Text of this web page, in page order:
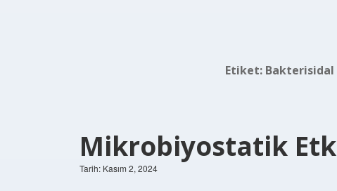
Etiket:
Mikrobiyostatik
Tarih: Kasım 2, 2024